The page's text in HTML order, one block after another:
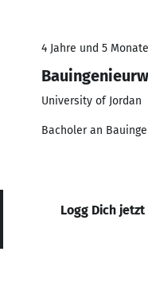
4 Jahre und 5
University of Jordan
Bacholer an
Logg Dich